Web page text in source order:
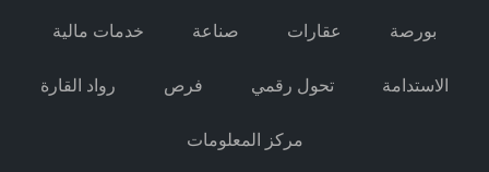
بورصة عقارات صناعة خدمات مالية
الاستدامة تحول رقمي فرص رواد القارة
مركز المعلومات